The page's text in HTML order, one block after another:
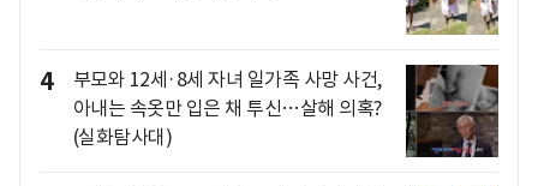
4
부모와 12세·8세 자녀 일가족 사망 사건,
아내는 속옷만 입은 채 투신…살해 의혹?
(실화탐사대)